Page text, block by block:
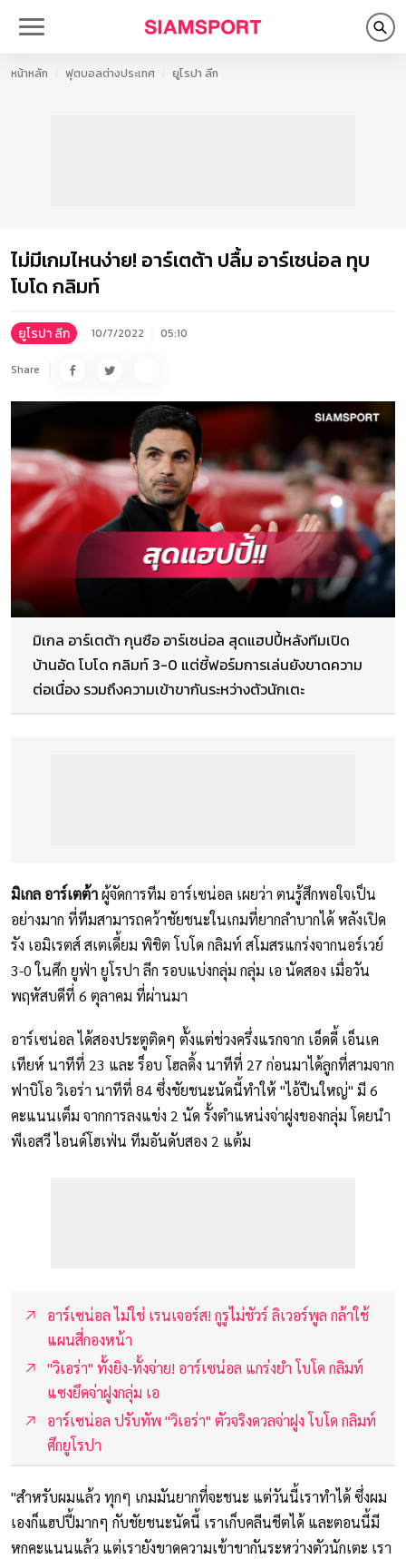
หน้าหลัก ฟุตบอลต่างประเทศ ยูโรปา ลีก
ไม่มีเกมไหนง่าย! อาร์เตต้า ปลื้ม อาร์เซน่อล ทุบ
โบโด กลิมท์
ยูโรปา ลีก 10/7/2022 05:10
Share
มิเกล อาร์เตต้า กุนซือ อาร์เซน่อล สุดแฮปปี้หลังทีมเปิด
บ้านอัด โบโด กลิมท์ 3-0 แต่ชี้ฟอร์มการเล่นยังขาดความ
ต่อเนื่อง รวมถึงความเข้าขากันระหว่างตัวนักเตะ
มิเกล อาร์เตต้าผู้จัดการทีม อาร์เซน่อล เผยว่า ตนรู้สึกพอใจเป็น
อย่างมาก ที่ทีมสามารถคว้าชัยชนะในเกมที่ยากลำบากได้ หลังเปิด
รัง เอมิเรตส์ สเตเดี้ยม พิชิต โบโด กลิมท์ สโมสรแกร่งจากนอร์เวย์
3-0 ในศึก ยูฟ่า ยูโรปา ลีก รอบแบ่งกลุ่ม กลุ่ม เอ นัดสอง เมื่อวัน
พฤหัสบดีที่ 6 ตุลาคม ที่ผ่านมา
อาร์เซน่อล ได้สองประตูติดๆ ตั้งแต่ช่วงครึ่งแรกจาก เอ็ดดี้ เอ็นเค
เทียห์ นาทีที่ 23 และ ร็อบ โฮลดิ้ง นาทีที่ 27 ก่อนมาได้ลูกที่สามจาก
ฟาบิโอ วิเอร่า นาทีที่ 84 ซึ่งชัยชนะนัดนี้ทำให้ "ไอ้ปืนใหญ่" มี 6
คะแนนเต็ม จากการลงแข่ง 2 นัด รั้งตำแหน่งจ่าฝูงของกลุ่ม โดยนำ
พีเอสวี ไอนด์โฮเฟ่น ทีมอันดับสอง 2 แต้ม
อาร์เซน่อล ไม่ใช่ เรนเจอร์ส! กูรูไม่ชัวร์ ลิเวอร์พูล กล้าใช้
แผนสี่กองหน้า
"วิเอร่า" ทั้งยิง-ทั้งจ่าย! อาร์เซน่อล แกร่งยำ โบโด กลิมท์
แซงยึดจ่าฝูงกลุ่ม เอ
อาร์เซน่อล ปรับทัพ "วิเอร่า" ตัวจริงดวลจ่าฝูง โบโด กลิมท์
ศึกยูโรปา
"สำหรับผมแล้ว ทุกๆ เกมมันยากที่จะชนะ แต่วันนี้เราทำได้ ซึ่งผม
เองก็แฮปปี้มากๆ กับชัยชนะนัดนี้ เราเก็บคลีนชีตได้ และตอนนี้มี
หกคะแนนแล้ว แต่เรายังขาดความเข้าขากันระหว่างตัวนักเตะ เรา